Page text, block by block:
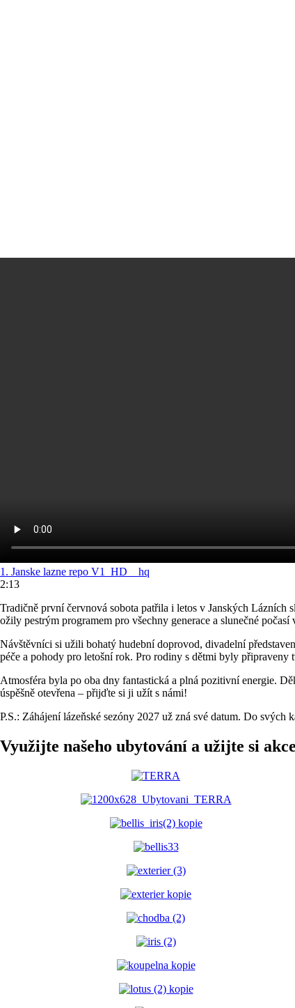
1. Janske lazne repo V1_HD__hq
2:13
Tradičně první červnová sobota patřila i letos v Janských Lázních
ožily pestrým programem pro všechny generace a slunečné
Návštěvníci si užili bohatý hudební doprovod, divadelní
péče a pohody pro letošní rok. Pro rodiny s dětmi byly
Atmosféra byla po oba dny fantastická a plná pozitivní energie.
úspěšně otevřena – přijďte si ji užít s námi!
P.S.: Záhájení lázeňské sezóny 2027 už zná své datum. Do svých
Využijte našeho ubytování a užijte si